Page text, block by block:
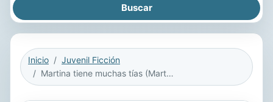
Inicio
Juvenil Ficción
Martina tiene muchas tías (Martina Has Too Many Tías)